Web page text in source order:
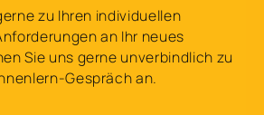
zu Ihren individuellen
an Ihr neues
Sie uns gerne unverbindlich zu
Gespräch an.